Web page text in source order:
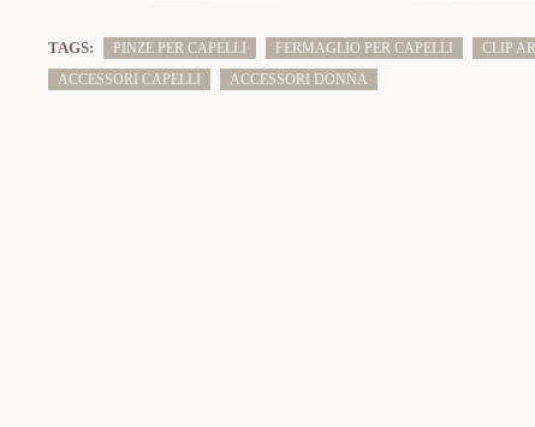
TAGS: PINZE PER CAPELLI FERMAGLIO PER CAPELLI CLIP
ACCESSORI CAPELLI
ACCESSORI DONNA